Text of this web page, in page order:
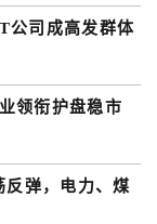
公司成高发群体
领衔护盘稳市
弹，电力、煤